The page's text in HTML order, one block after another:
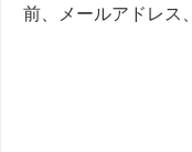
前、メールアドレス